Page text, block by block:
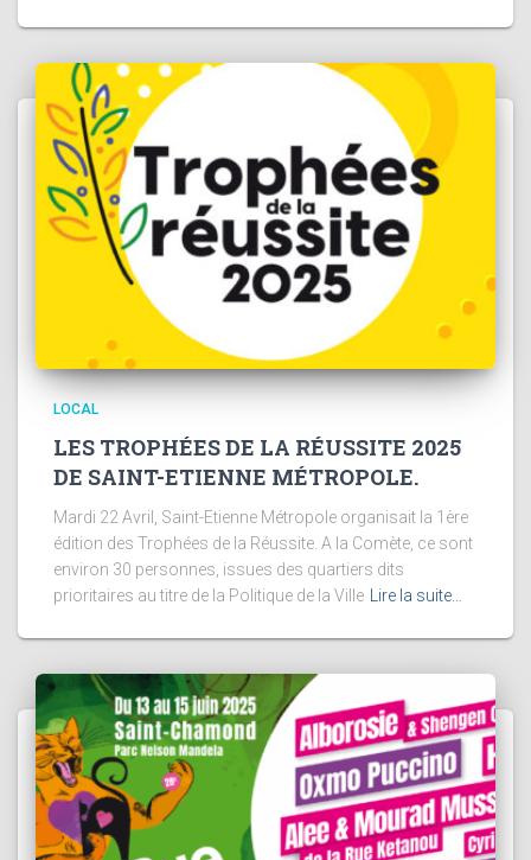
LOCAL
LES TROPHÉES DE LA RÉUSSITE 2025
DE SAINT-ETIENNE MÉTROPOLE.
Mardi 22 Avril, Saint-Etienne Métropole organisait la 1ère
édition des Trophées de la Réussite. A la Comète, ce sont
environ 30 personnes, issues des quartiers dits
prioritaires au titre de la Politique de la Ville Lire la suite…